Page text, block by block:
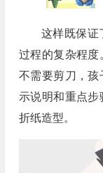
这样既保证
过程的复杂程度
不需要剪刀，孩
示说明和重点
折纸造型。